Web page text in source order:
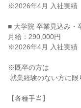
※2026年4月 入社実績
■ 大学院 卒業見込み・
月給：290,000円
※2026年4月 入社実績
※既卒の方は
【各種手当】